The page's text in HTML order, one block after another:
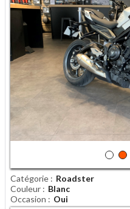
Catégorie Roadster
Couleur
Blanc
Occasion
Oui